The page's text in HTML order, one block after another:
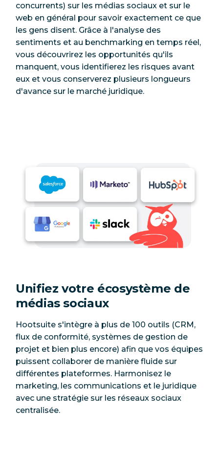
concurrents) sur les médias sociaux et sur le
web en général pour savoir exactement ce que
les gens disent. Grâce à l'analyse des
sentiments et au benchmarking en temps réel,
vous découvrirez les opportunités qu'ils
manquent, vous identifierez les risques avant
eux et vous conserverez plusieurs longueurs
d'avance sur le marché juridique.
Unifiez votre écosystème de
médias sociaux
Hootsuite s'intègre à plus de 100 outils (CRM,
flux de conformité, systèmes de gestion de
projet et bien plus encore) afin que vos équipes
puissent collaborer de manière fluide sur
différentes plateformes. Harmonisez le
marketing, les communications et le juridique
avec une stratégie sur les réseaux sociaux
centralisée.